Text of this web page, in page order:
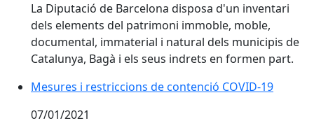
La Diputació de Barcelona disposa d'un inventari
dels elements del patrimoni immoble, moble,
documental, immaterial i natural dels municipis de
Catalunya, Bagà i els seus indrets en formen part.
Mesures i restriccions de contenció COVID-19
Mesures i restriccions de contenció COVID-19
07/01/2021